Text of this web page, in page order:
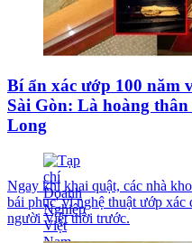
Bí ẩn xác ướp 100 năm
Sài Gòn: Là hoàng
Long
Ngay khi khai quật, các nhà
bái phục' vì nghệ thuật ướp xác
người Việt thời trước.